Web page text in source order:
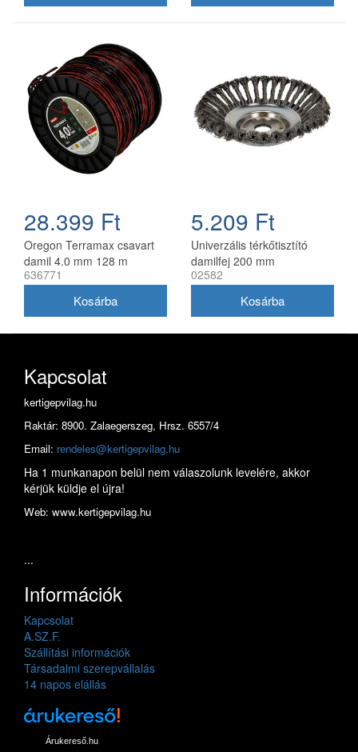
28.399 Ft
Oregon Terramax csavart
damil 4.0 mm 128 m
636771
5.209 Ft
Univerzális térkőtisztító
damilfej 200 mm
utángyártott, 25 mm belső
02582
Kapcsolat
kertigepvilag.hu
Raktár: 8900. Zalaegerszeg, Hrsz. 6557/4
Email: rendeles@kertigepvilag.hu
Ha 1 munkanapon belül nem válaszolunk levelére, akkor
kérjük küldje el újra!
Web: www.kertigepvilag.hu
...
Információk
Kapcsolat
A.SZ.F.
Szállítási információk
Társadalmi szerepvállalás
14 napos elállás
Árukereső.hu